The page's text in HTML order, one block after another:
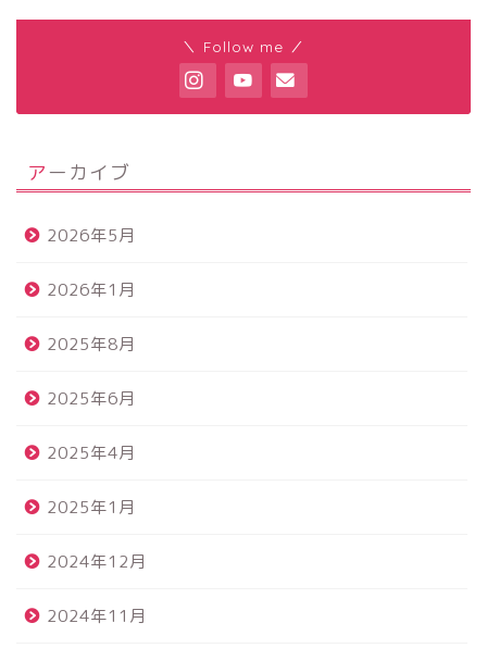
＼ Follow me ／
アーカイブ
2026年5月
2026年1月
2025年8月
2025年6月
2025年4月
2025年1月
2024年12月
2024年11月